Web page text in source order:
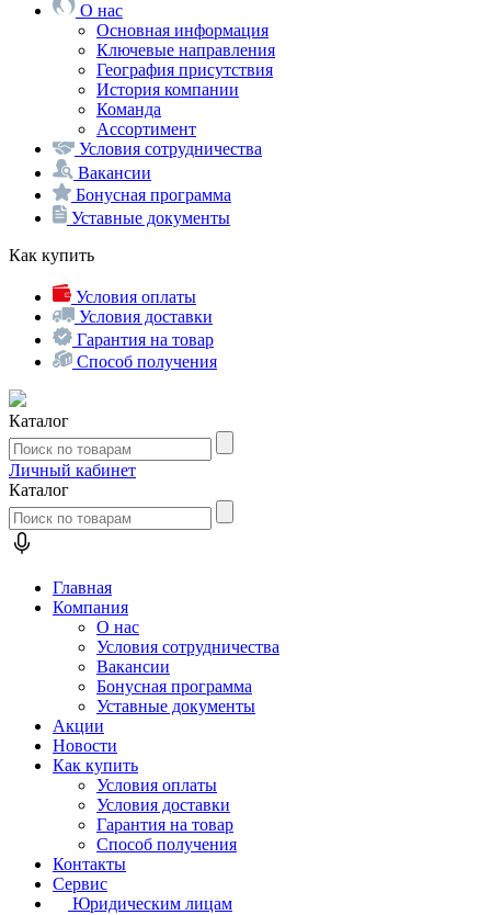
О нас
Основная информация
Ключевые направления
География присутствия
История компании
Команда
Ассортимент
Условия сотрудничества
Вакансии
Бонусная программа
Уставные документы
Как купить
Условия оплаты
Условия доставки
Гарантия на товар
Способ получения
Каталог
Личный кабинет
Каталог
Главная
Компания
О нас
Условия сотрудничества
Вакансии
Бонусная программа
Уставные документы
Акции
Новости
Как купить
Условия оплаты
Условия доставки
Гарантия на товар
Способ получения
Контакты
Сервис
Юридическим лицам